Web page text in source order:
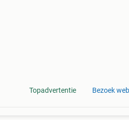
Topadvertentie Bezoek